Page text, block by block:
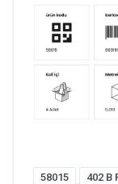
58015 402 B